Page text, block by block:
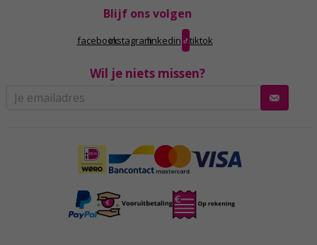
Blijf ons volgen
facebookinstagramlinkedin tiktok
Wil je niets missen?